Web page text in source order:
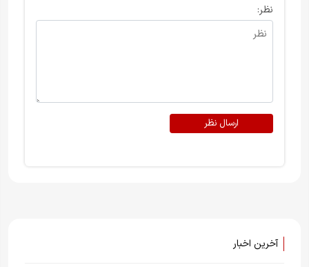
نظر:
ارسال نظر
آخرین اخبار